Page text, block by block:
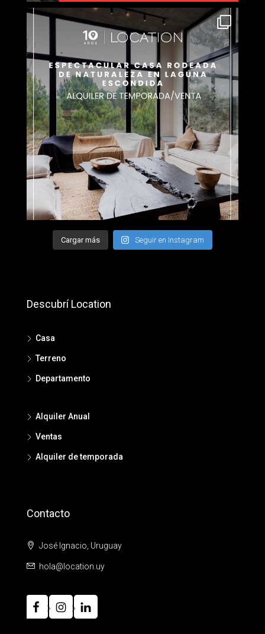
Cargar más Seguir en Instagram
Descubrí Location
Casa
Terreno
Departamento
Alquiler Anual
Ventas
Alquiler de temporada
Contacto
José Ignacio, Uruguay
hola@location.uy